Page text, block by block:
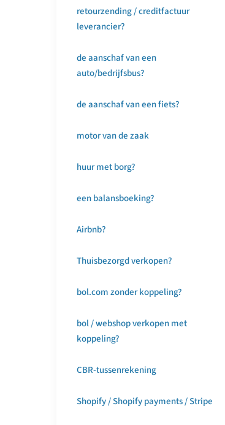
retourzending / creditfactuur
leverancier?
de aanschaf van een
auto/bedrijfsbus?
de aanschaf van een fiets?
motor van de zaak
huur met borg?
een balansboeking?
Airbnb?
Thuisbezorgd verkopen?
bol.com zonder koppeling?
bol / webshop verkopen met
koppeling?
CBR-tussenrekening
Shopify / Shopify payments / Stripe